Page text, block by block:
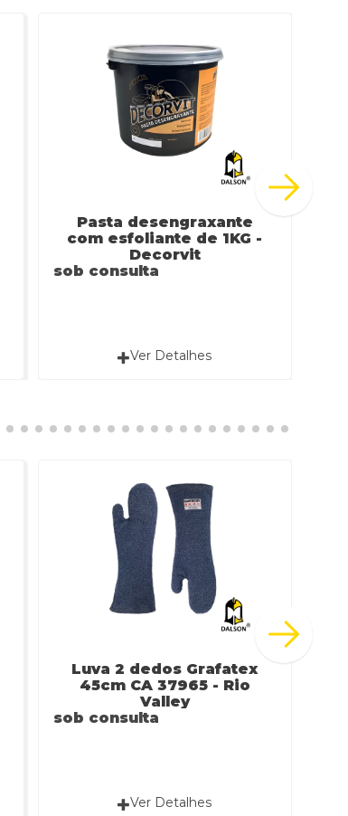
Pasta desengraxante
com esfoliante de 1KG -
Decorvit
sob consulta
Ver Detalhes
Luva 2 dedos Grafatex
45cm CA 37965 - Rio
Valley
sob consulta
Ver Detalhes